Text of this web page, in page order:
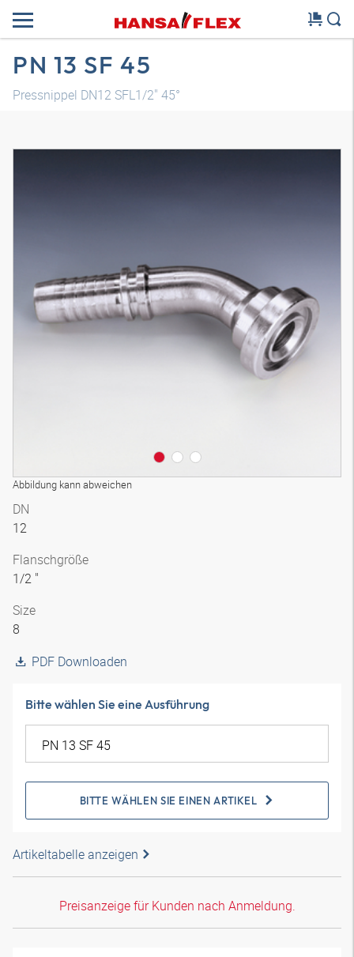
PN 13 SF 45
Pressnippel DN12 SFL1/2" 45°
Abbildung kann abweichen
3D Modell
DN
12
Flanschgröße
1/2 "
Size
8
PDF Downloaden
Bitte wählen Sie eine Ausführung
BITTE WÄHLEN SIE EINEN ARTIKEL
Artikeltabelle anzeigen
Preisanzeige für Kunden nach Anmeldung.